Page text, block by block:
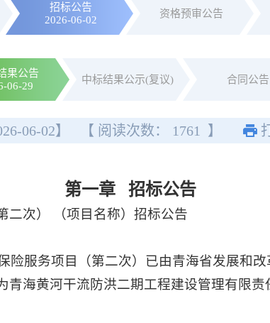
招标公告
2026-06-02
资格预审公告
果公告
06-29
中标结果公示(复议) 合同公告
06-02】 【 阅读次数： 1761 】
第一章 招标公告
二次） （项目名称）招标公告
服务项目（第二次）已由青海省发展和
海黄河干流防洪二期工程建设管理有限